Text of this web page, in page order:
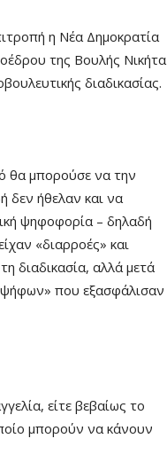
η Νέα Δημοκρατία
της Βουλής Νικήτα
διαδικασίας.
θα μπορούσε να την
δεν ήθελαν και να
ψηφοφορία – δηλαδή
«διαρροές» και
διαδικασία, αλλά μετά
ψήφων» που εξασφάλισαν
είτε βεβαίως το
μπορούν να κάνουν